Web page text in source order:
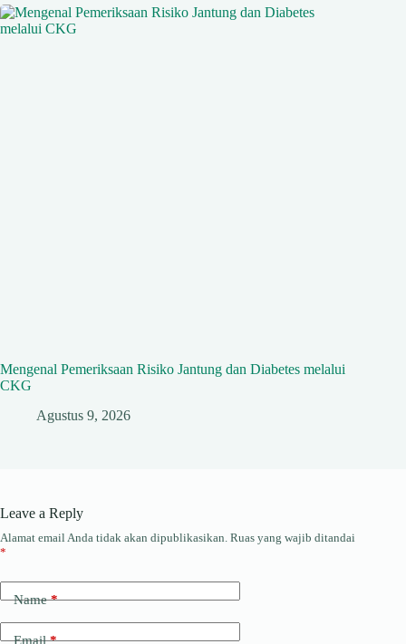
Mengenal Pemeriksaan Risiko Jantung dan Diabetes melalui
CKG
Agustus 9, 2026
Leave a Reply
Alamat email Anda tidak akan dipublikasikan. Ruas yang wajib ditandai
*
Name*
Email*